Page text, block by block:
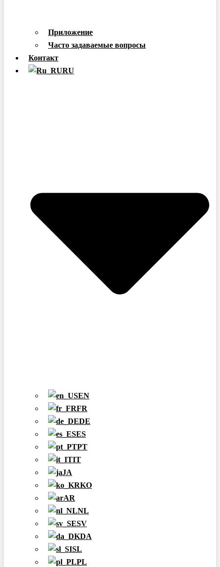
Приложение
Часто задаваемые вопросы
Контакт
RU
EN
FR
DE
ES
PT
IT
JA
KO
AR
NL
SV
DA
SL
PL